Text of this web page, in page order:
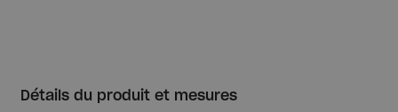
Détails du produit et mesures